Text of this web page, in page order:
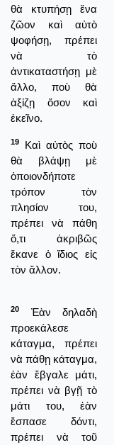
θὰ κτυπήσῃ ἕνα
ζῶον καὶ αὐτὸ
ψοφήσῃ, πρέπει
νὰ τὸ
ἀντικαταστήσῃ μὲ
ἄλλο, ποὺ θὰ
ἀξίζῃ ὅσον καὶ
ἐκεῖνο.
19
Καὶ αὐτὸς ποὺ
θὰ βλάψῃ μὲ
ὁποιονδήποτε
τρόπον τὸν
πλησίον του,
πρέπει νὰ πάθη
ὅ,τι ἀκριβῶς
ἔκανε ὁ ἴδιος εἰς
τὸν ἄλλον.
20
Ἐὰν δηλαδὴ
προεκάλεσε
κάταγμα, πρέπει
νὰ πάθῃ κάταγμα,
ἐὰν ἔβγαλε μάτι,
πρέπει νὰ βγῇ τὸ
μάτι του, ἐὰν
ἔσπασε δόντι,
πρέπει νὰ τοῦ